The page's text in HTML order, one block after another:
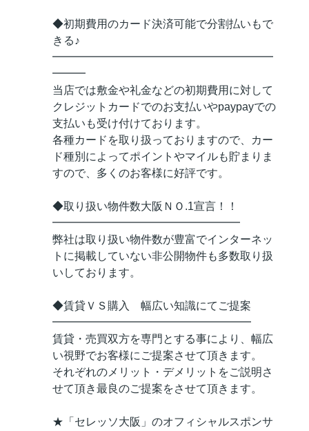
◆初期費用のカード決済可能で分割払いもで
きる♪
━━━━━━━━━━━━━━━━━━━━
━━━
当店では敷金や礼金などの初期費用に対して
クレジットカードでのお支払いやpaypayでの
支払いも受け付けております。
各種カードを取り扱っておりますので、カー
ド種別によってポイントやマイルも貯まりま
すので、多くのお客様に好評です。
◆取り扱い物件数大阪ＮＯ.1宣言！！
━━━━━━━━━━━━━━━━━
弊社は取り扱い物件数が豊富でインターネッ
トに掲載していない非公開物件も多数取り扱
いしております。
◆賃貸ＶＳ購入 幅広い知識にてご提案
━━━━━━━━━━━━━━━━━━
賃貸・売買双方を専門とする事により、幅広
い視野でお客様にご提案させて頂きます。
それぞれのメリット・デメリットをご説明さ
せて頂き最良のご提案をさせて頂きます。
★「セレッソ大阪」のオフィシャルスポンサ